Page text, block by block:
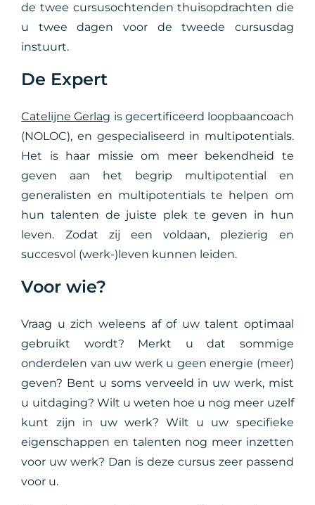
de twee cursusochtenden thuisopdrachten die
u twee dagen voor de tweede cursusdag
instuurt.
De Expert
Catelijne Gerlag is gecertificeerd loopbaancoach
(NOLOC), en gespecialiseerd in multipotentials.
Het is haar missie om meer bekendheid te
geven aan het begrip multipotential en
generalisten en multipotentials te helpen om
hun talenten de juiste plek te geven in hun
leven. Zodat zij een voldaan, plezierig en
succesvol (werk-)leven kunnen leiden.
Voor wie?
Vraag u zich weleens af of uw talent optimaal
gebruikt wordt? Merkt u dat sommige
onderdelen van uw werk u geen energie (meer)
geven? Bent u soms verveeld in uw werk, mist
u uitdaging? Wilt u weten hoe u nog meer uzelf
kunt zijn in uw werk? Wilt u uw specifieke
eigenschappen en talenten nog meer inzetten
voor uw werk? Dan is deze cursus zeer passend
voor u.